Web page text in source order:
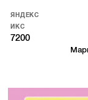
ЯНДЕКС
ИКС
7200